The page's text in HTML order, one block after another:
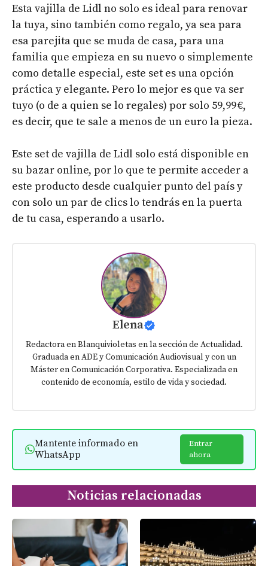
Esta vajilla de Lidl no solo es ideal para renovar
la tuya, sino también como regalo, ya sea para
esa parejita que se muda de casa, para una
familia que empieza en su nuevo o simplemente
como detalle especial, este set es una opción
práctica y elegante. Pero lo mejor es que va ser
tuyo (o de a quien se lo regales) por solo 59,99 €,
es decir, que te sale a menos de un euro la pieza.
Este set de vajilla de Lidl solo está disponible en
su bazar online, por lo que te permite acceder a
este producto desde cualquier punto del país y
con solo un par de clics lo tendrás en la puerta
de tu casa, esperando a usarlo.
Elena
Redactora en Blanquivioletas en la sección de Actualidad.
Graduada en ADE y Comunicación Audiovisual y con un
Máster en Comunicación Corporativa. Especializada en
contenido de economía, estilo de vida y sociedad.
Mantente informado en
WhatsApp
Entrar
ahora
Noticias relacionadas